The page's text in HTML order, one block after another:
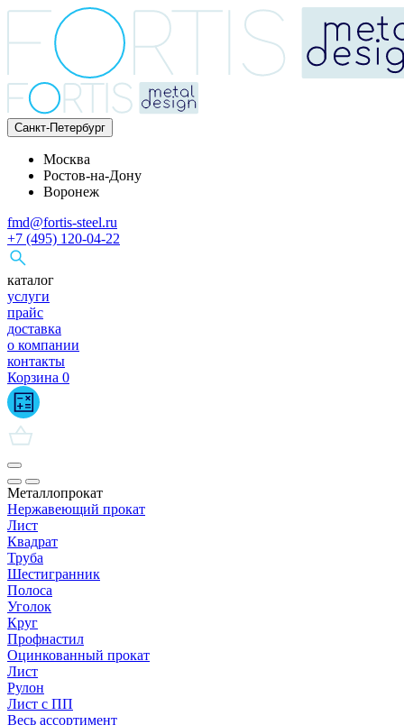
Санкт-Петербург
Москва
Ростов-на-Дону
Воронеж
fmd@fortis-steel.ru
+7 (495) 120-04-22
каталог
услуги
прайс
доставка
о компании
контакты
Корзина 0
Металлопрокат
Нержавеющий прокат
Лист
Квадрат
Труба
Шестигранник
Полоса
Уголок
Круг
Профнастил
Оцинкованный прокат
Лист
Рулон
Лист с ПП
Весь ассортимент